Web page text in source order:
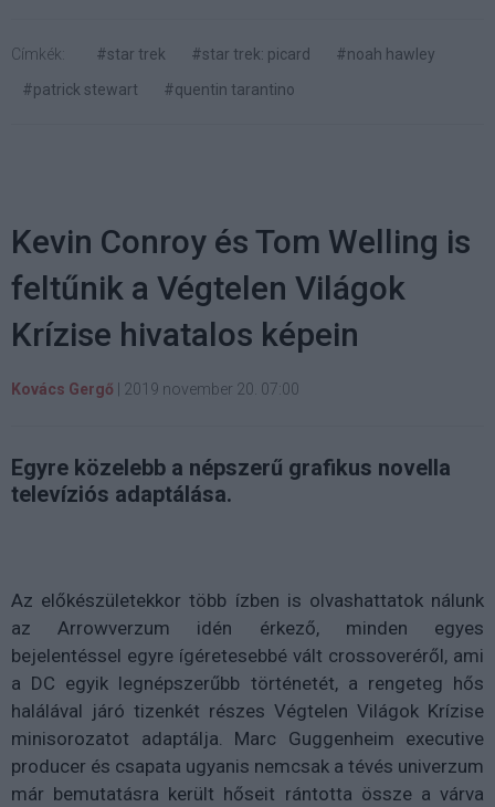
Címkék: #star trek #star trek: picard
#noah hawley
#patrick stewart
#quentin tarantino
Kevin Conroy és Tom Welling is
feltűnik a Végtelen Világok
Krízise hivatalos képein
Kovács Gergő 2019 november 20. 07:00
Egyre közelebb a népszerű grafikus novella
televíziós adaptálása.
Az előkészületekkor több ízben is olvashattatok nálunk
az Arrowverzum idén érkező, minden egyes
bejelentéssel egyre ígéretesebbé vált crossoveréről, ami
a DC egyik legnépszerűbb történetét, a rengeteg hős
halálával járó tizenkét részes Végtelen Világok Krízise
minisorozatot adaptálja. Marc Guggenheim executive
producer és csapata ugyanis nemcsak a tévés univerzum
már bemutatásra került hőseit rántotta össze a várva